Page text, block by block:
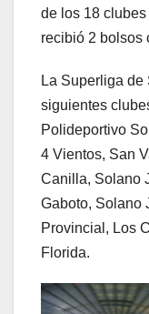
de los 18
recibió 2 bolsos
La Superliga
siguientes
Polideportivo
4 Vientos, San
Canilla, Solano
Gaboto, Solano
Provincial, Los
Florida.